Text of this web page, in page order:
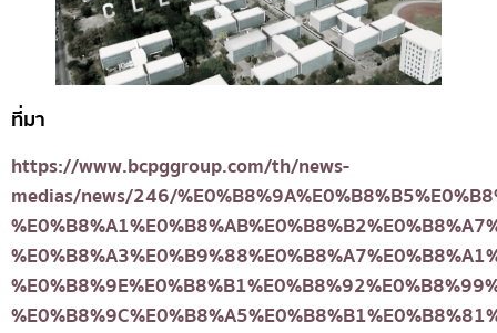
ที่มา
https://www.bcpggroup.com/th/news-
medias/news/246/